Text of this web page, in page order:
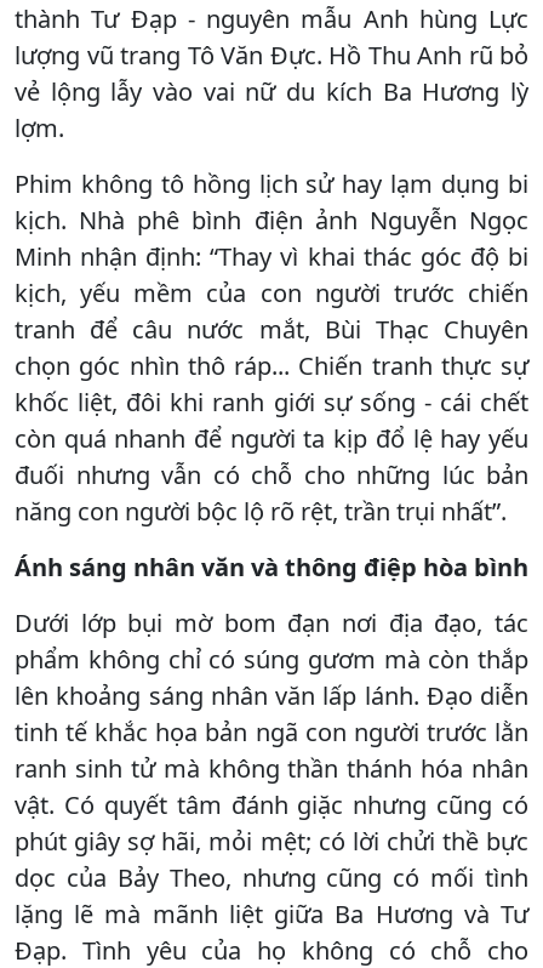
thành Tư Đạp - nguyên mẫu Anh hùng Lực
lượng vũ trang Tô Văn Đực. Hồ Thu Anh rũ bỏ
vẻ lộng lẫy vào vai nữ du kích Ba​​​​​​​ Hương lỳ
lợm.
Phim không tô hồng lịch sử hay lạm dụng bi
kịch. Nhà phê bình điện ảnh Nguyễn Ngọc
Minh nhận định: “Thay vì khai thác góc độ bi
kịch, yếu mềm của con người trước chiến
tranh để câu nước mắt, Bùi Thạc Chuyên
chọn góc nhìn thô ráp... Chiến tranh thực sự
khốc liệt, đôi khi ranh giới sự sống - cái chết
còn quá nhanh để người ta kịp đổ lệ hay yếu
đuối nhưng vẫn có chỗ cho những lúc bản
năng con người bộc lộ rõ rệt, trần trụi nhất”.
Ánh sáng nhân văn​​​​​​​ và thông điệp hòa bình
Dưới lớp bụi mờ bom đạn nơi địa đạo, tác
phẩm không chỉ có súng gươm mà còn thắp
lên khoảng sáng nhân văn lấp lánh. Đạo diễn
tinh tế khắc họa bản ngã con người trước lằn
ranh sinh tử mà không thần thánh hóa nhân
vật. Có quyết tâm đánh giặc nhưng cũng có
phút giây sợ hãi, mỏi mệt; có lời chửi thề bực
dọc của Bảy Theo, nhưng cũng có mối tình
lặng lẽ mà mãnh liệt giữa Ba Hương và Tư
Đạp. Tình yêu của họ không có chỗ cho